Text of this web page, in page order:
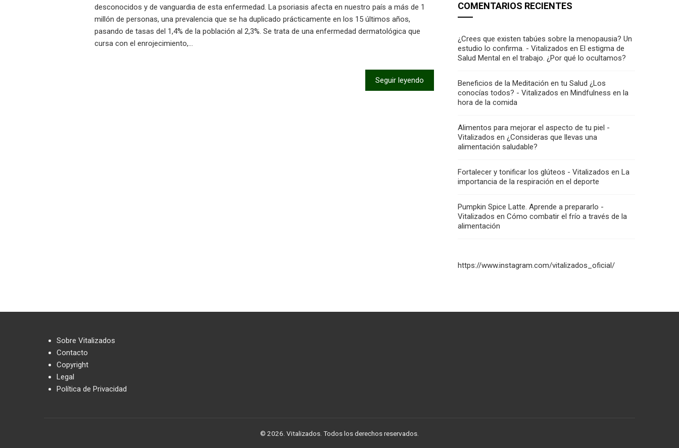
desconocidos y de vanguardia de esta enfermedad. La psoriasis afecta en nuestro país a más de 1
millón de personas, una prevalencia que se ha duplicado prácticamente en los 15 últimos años,
pasando de tasas del 1,4% de la población al 2,3%. Se trata de una enfermedad dermatológica que
cursa con el enrojecimiento,…
Seguir leyendo
COMENTARIOS RECIENTES
¿Crees que existen tabúes sobre la menopausia? Un
estudio lo confirma. - Vitalizados en El estigma de
Salud Mental en el trabajo. ¿Por qué lo ocultamos?
Beneficios de la Meditación en tu Salud ¿Los
conocías todos? - Vitalizados en Mindfulness en la
hora de la comida
Alimentos para mejorar el aspecto de tu piel -
Vitalizados en ¿Consideras que llevas una
alimentación saludable?
Fortalecer y tonificar los glúteos - Vitalizados en La
importancia de la respiración en el deporte
Pumpkin Spice Latte. Aprende a prepararlo -
Vitalizados en Cómo combatir el frío a través de la
alimentación
https://www.instagram.com/vitalizados_oficial/
Sobre Vitalizados
Contacto
Copyright
Legal
Política de Privacidad
© 2026. Vitalizados. Todos los derechos reservados.